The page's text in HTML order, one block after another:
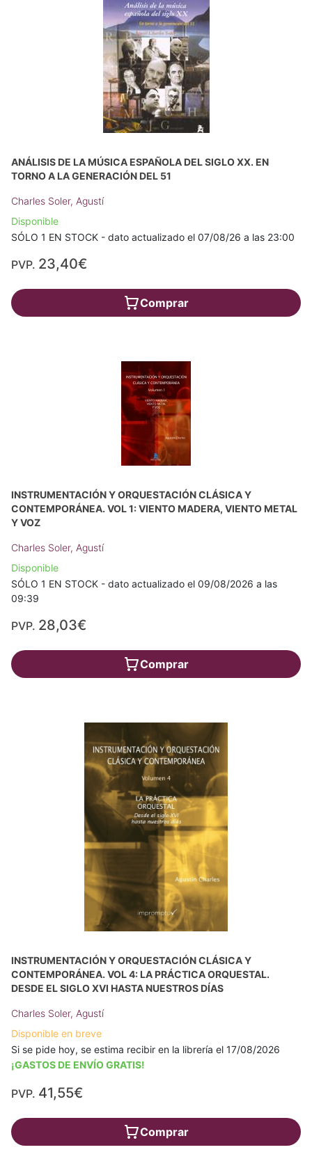
ANÁLISIS DE LA MÚSICA ESPAÑOLA DEL SIGLO XX. EN
TORNO A LA GENERACIÓN DEL 51
Charles Soler, Agustí
Disponible
SÓLO 1 EN STOCK - dato actualizado el 07/08/26 a las 23:00
PVP. 23,40€
Comprar
INSTRUMENTACIÓN Y ORQUESTACIÓN CLÁSICA Y
CONTEMPORÁNEA. VOL 1: VIENTO MADERA, VIENTO METAL
Y VOZ
Charles Soler, Agustí
Disponible
SÓLO 1 EN STOCK - dato actualizado el 09/08/2026 a las
09:39
PVP. 28,03€
Comprar
INSTRUMENTACIÓN Y ORQUESTACIÓN CLÁSICA Y
CONTEMPORÁNEA. VOL 4: LA PRÁCTICA ORQUESTAL.
DESDE EL SIGLO XVI HASTA NUESTROS DÍAS
Charles Soler, Agustí
Disponible en breve
Si se pide hoy, se estima recibir en la librería el 17/08/2026
¡GASTOS DE ENVÍO GRATIS!
PVP. 41,55€
Comprar